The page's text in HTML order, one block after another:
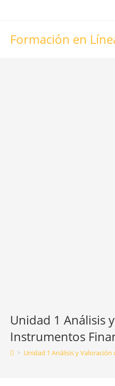
Formación en
Unidad 1 Análisis
Instrumentos
> Unidad 1 Análisis y